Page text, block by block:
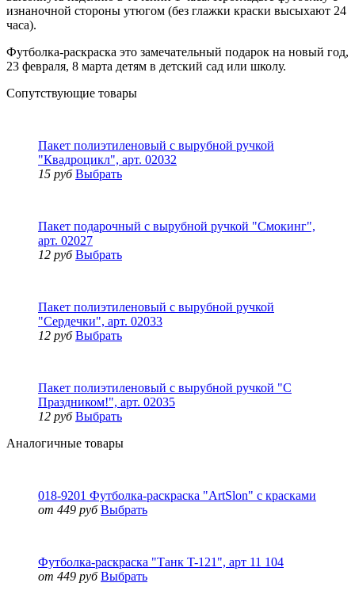
изнаночной стороны утюгом (без глажки краски высыхают 24
часа).
Футболка-раскраска это замечательный подарок на новый год,
23 февраля, 8 марта детям в детский сад или школу.
Сопутствующие товары
Пакет полиэтиленовый с вырубной ручкой
"Квадроцикл", арт. 02032
15 руб Выбрать
Пакет подарочный с вырубной ручкой "Смокинг",
арт. 02027
12 руб Выбрать
Пакет полиэтиленовый с вырубной ручкой
"Сердечки", арт. 02033
12 руб Выбрать
Пакет полиэтиленовый с вырубной ручкой "С
Праздником!", арт. 02035
12 руб Выбрать
Аналогичные товары
018-9201 Футболка-раскраска "ArtSlon" с красками
от 449 руб Выбрать
Футболка-раскраска "Танк T-121", арт 11 104
от 449 руб Выбрать